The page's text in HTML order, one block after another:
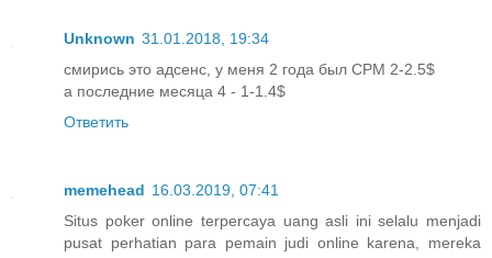
Unknown 31.01.2018, 19:34
смирись это адсенс, у меня 2 года был CPM 2-2.5$
а последние месяца 4 - 1-1.4$
Ответить
memehead 16.03.2019, 07:41
Situs poker online terpercaya uang asli ini selalu menjadi
pusat perhatian para pemain judi online karena, mereka